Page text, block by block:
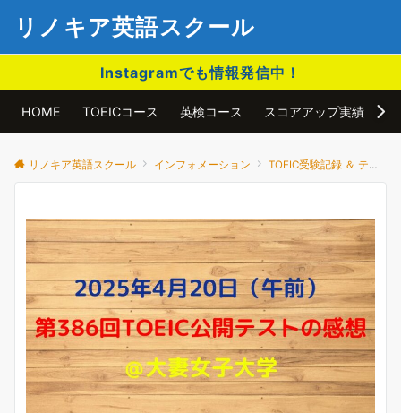
リノキア英語スクール
Instagramでも情報発信中！
HOME TOEICコース 英検コース スコアアップ実績
リノキア英語スクール インフォメーション TOEIC受験記録 ＆ テスト結果